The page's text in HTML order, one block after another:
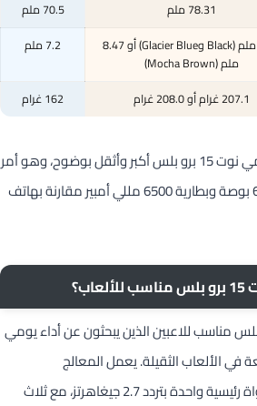
78.31 ملم
70.5 ملم
8.19 ملم (Black وGlacier Blue) أو 8.47
ملم (Mocha Brown)
7.2 ملم
207.1 غرام أو 208.0 غرام 162 غرام
يُلاحظ من المقارنة أن ريدمي نوت 15 برو بلس أكبر وأثقل بوضوح، وهو أمر
متوقع لهاتف بشاشة 6.83 بوصة وبطارية 6500 مللي أمبير مقارنة بهاتف
نوت 15 برو بلس مناسب للاعبين الذين يبحثون عن أداء يومي
الألعاب الثقيلة. يعمل المعالج
Snapdragon 7s Gen 4 بنواة رئيسية واحدة بتردد 2.7 جيغاهرتز، مع ثلاث